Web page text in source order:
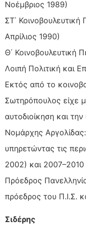
Νοέμβριος 1989)
ΣΤ΄
Απρίλιος 1990)
Θ΄ Κοινοβουλευτική
Λοιπή Πολιτική και
Εκτός από το
Σωτηρόπουλος είχε
αυτοδιοίκηση και την
Νομάρχης
υπηρετώντας τις
2002) και
Πρόεδρος
πρόεδρος του Π.Ι.Σ.
Σιδέρης